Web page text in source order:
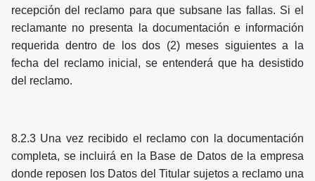
recepción del reclamo para que subsane las fallas. Si el
reclamante no presenta la documentación e información
requerida dentro de los dos (2) meses siguientes a la
fecha del reclamo inicial, se entenderá que ha desistido
del reclamo.
8.2.3 Una vez recibido el reclamo con la documentación
completa, se incluirá en la Base de Datos de la empresa
donde reposen los Datos del Titular sujetos a reclamo una